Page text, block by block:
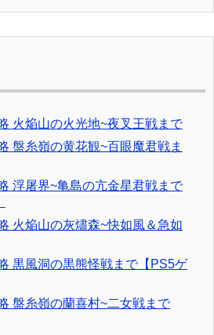
火焔山の火光地~夜叉王戦まで
盤糸嶺の黄花観~百眼魔君戦ま
浮屠界~亀島の亢金星君戦まで
火焔山の灰燼森~快如風＆急如
黒風洞の黒熊怪戦まで【PS5ゲ
盤糸嶺の蘭喜村~二女戦まで